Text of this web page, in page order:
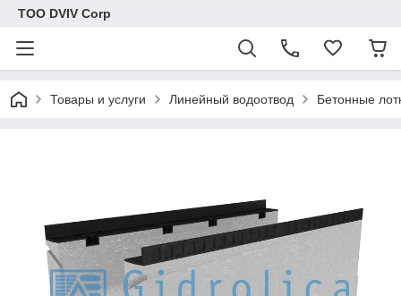
ТОО DVIV Corp
Товары и услуги Линейный водоотвод Бетонные